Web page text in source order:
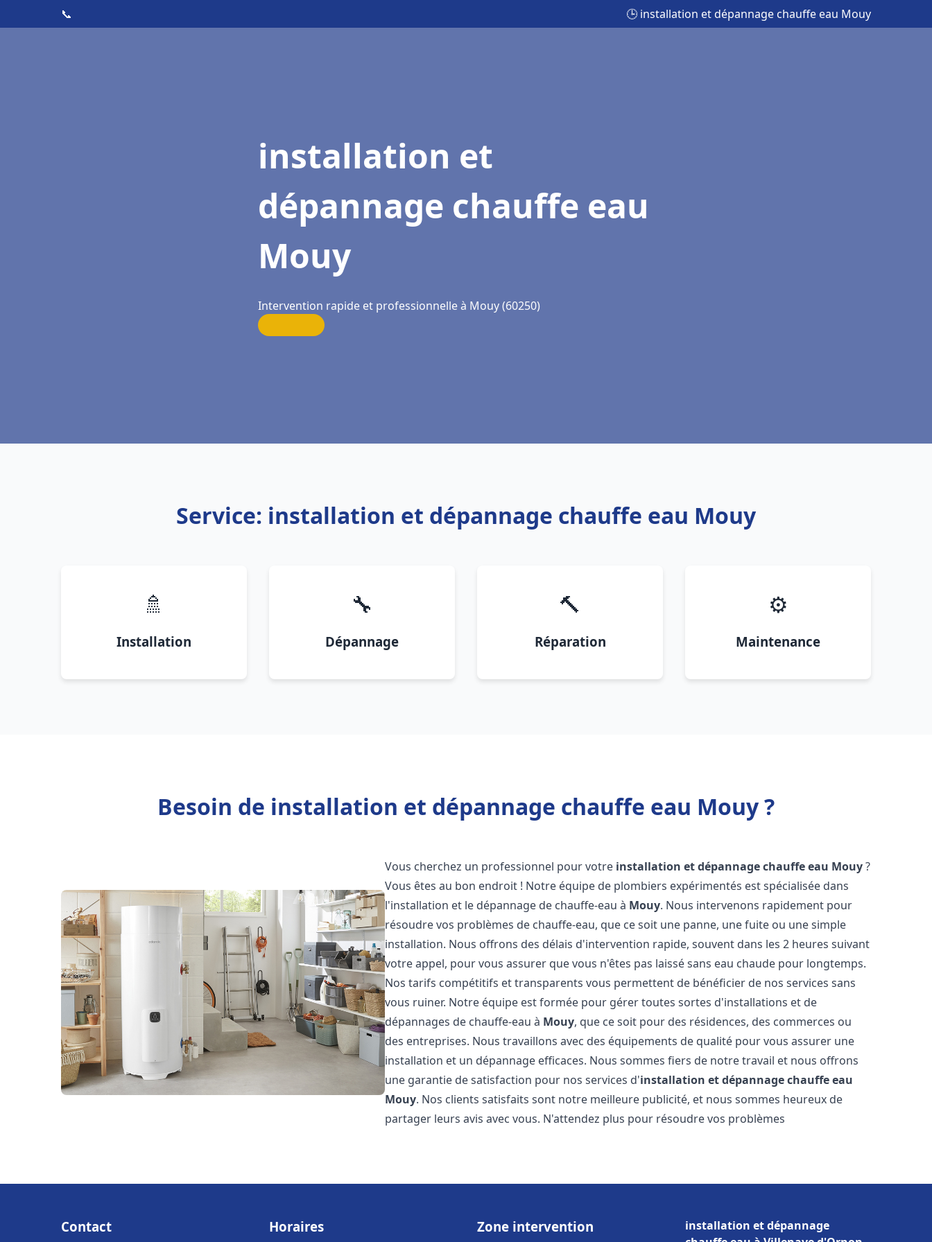
📞 🕒 installation et dépannage chauffe eau Mouy
installation et
dépannage chauffe eau
Mouy
Intervention rapide et professionnelle à Mouy (60250)
Service: installation et dépannage chauffe eau Mouy
🚿
Installation
🔧
Dépannage
🔨
Réparation
⚙️
Maintenance
Besoin de installation et dépannage chauffe eau Mouy ?
Vous cherchez un professionnel pour votre installation et dépannage chauffe eau Mouy?
Vous êtes au bon endroit ! Notre équipe de plombiers expérimentés est spécialisée dans
l'installation et le dépannage de chauffe-eau à Mouy. Nous intervenons rapidement pour
résoudre vos problèmes de chauffe-eau, que ce soit une panne, une fuite ou une simple
installation. Nous offrons des délais d'intervention rapide, souvent dans les 2 heures suivant
votre appel, pour vous assurer que vous n'êtes pas laissé sans eau chaude pour longtemps.
Nos tarifs compétitifs et transparents vous permettent de bénéficier de nos services sans
vous ruiner. Notre équipe est formée pour gérer toutes sortes d'installations et de
dépannages de chauffe-eau à Mouy, que ce soit pour des résidences, des commerces ou
des entreprises. Nous travaillons avec des équipements de qualité pour vous assurer une
installation et un dépannage efficaces. Nous sommes fiers de notre travail et nous offrons
une garantie de satisfaction pour nos services d'installation et dépannage chauffe eau
Mouy. Nos clients satisfaits sont notre meilleure publicité, et nous sommes heureux de
partager leurs avis avec vous. N'attendez plus pour résoudre vos problèmes
Contact Horaires Zone intervention
installation et dépannage